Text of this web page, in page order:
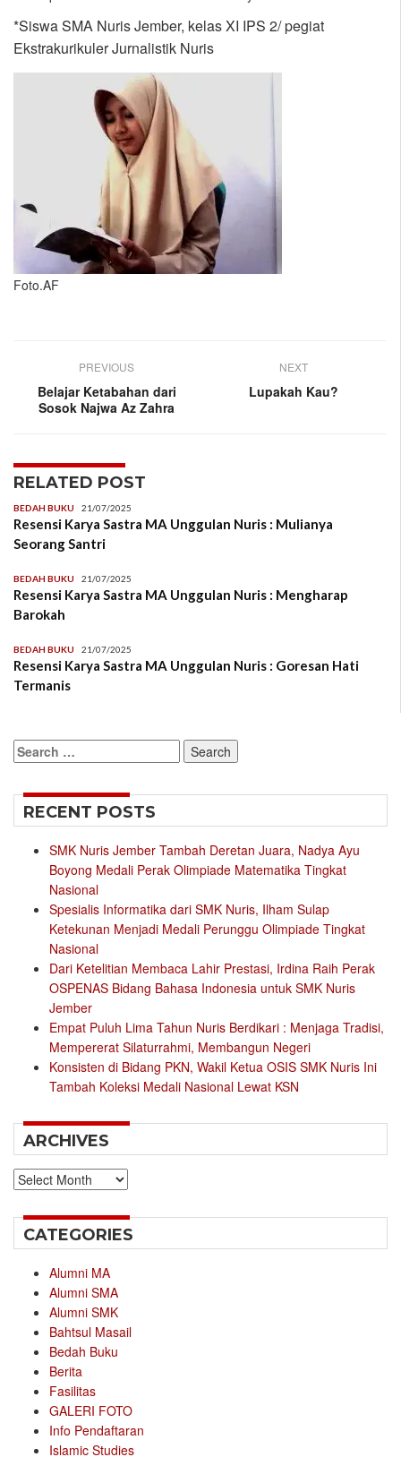
*Siswa SMA Nuris Jember, kelas XI IPS 2/ pegiat
Ekstrakurikuler Jurnalistik Nuris
Foto.AF
PREVIOUS
Belajar Ketabahan dari
Sosok Najwa Az Zahra
NEXT
Lupakah Kau?
RELATED POST
BEDAH BUKU 21/07/2025
Resensi Karya Sastra MA Unggulan Nuris : Mulianya
Seorang Santri
BEDAH BUKU 21/07/2025
Resensi Karya Sastra MA Unggulan Nuris : Mengharap
Barokah
BEDAH BUKU 21/07/2025
Resensi Karya Sastra MA Unggulan Nuris : Goresan Hati
Termanis
Search
for:
RECENT POSTS
SMK Nuris Jember Tambah Deretan Juara, Nadya Ayu
Boyong Medali Perak Olimpiade Matematika Tingkat
Nasional
Spesialis Informatika dari SMK Nuris, Ilham Sulap
Ketekunan Menjadi Medali Perunggu Olimpiade Tingkat
Nasional
Dari Ketelitian Membaca Lahir Prestasi, Irdina Raih Perak
OSPENAS Bidang Bahasa Indonesia untuk SMK Nuris
Jember
Empat Puluh Lima Tahun Nuris Berdikari : Menjaga Tradisi,
Mempererat Silaturrahmi, Membangun Negeri
Konsisten di Bidang PKN, Wakil Ketua OSIS SMK Nuris Ini
Tambah Koleksi Medali Nasional Lewat KSN
ARCHIVES
Archives
CATEGORIES
Alumni MA
Alumni SMA
Alumni SMK
Bahtsul Masail
Bedah Buku
Berita
Fasilitas
GALERI FOTO
Info Pendaftaran
Islamic Studies